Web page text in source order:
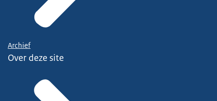
Archief
Over deze site